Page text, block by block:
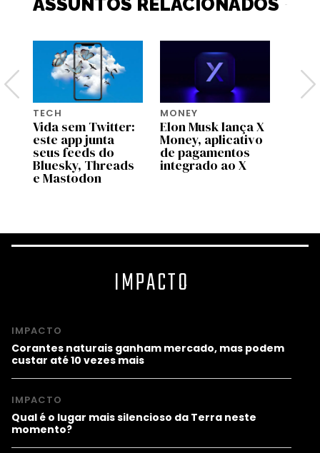
TECH
Vida sem Twitter:
este app junta
seus feeds do
Bluesky, Threads
e Mastodon
MONEY
Elon Musk lança X
Money, aplicativo
de pagamentos
integrado ao X
IMPACTO
IMPACTO
Corantes naturais ganham mercado, mas podem
custar até 10 vezes mais
IMPACTO
Qual é o lugar mais silencioso da Terra neste
momento?